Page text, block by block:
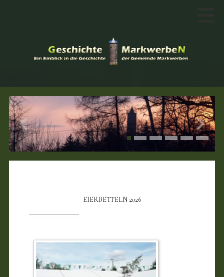
EIERBETTELN 2026